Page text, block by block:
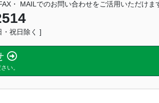
・ MAILでのお問い合わせをご活用いただけま
祝日除く ]
い。